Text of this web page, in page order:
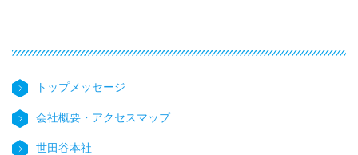
トップメッセージ
会社概要・アクセスマップ
世田谷本社